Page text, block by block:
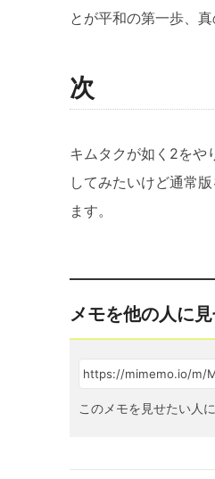
とが平和の第一歩、
次
キムタクが如く2をや
してみたいけど通常
ます。
メモを他の人に
このメモを見せたい人